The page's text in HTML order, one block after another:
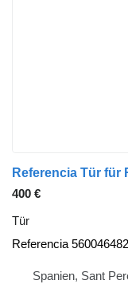
Referencia Tür für
400 €
Tür
Referencia
Spanien, Sant